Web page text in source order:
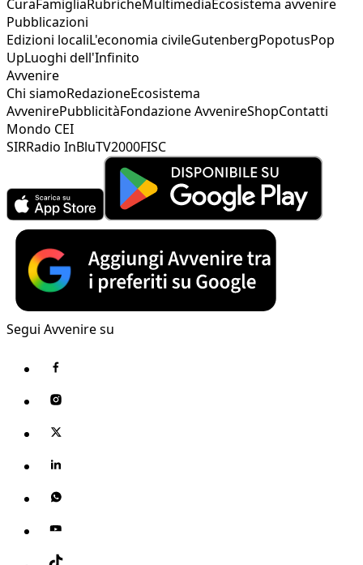
CuraFamigliaRubricheMultimediaEcosistema avvenire
Pubblicazioni
Edizioni localiL'economia civileGutenbergPopotusPop
UpLuoghi dell'Infinito
Avvenire
Chi siamoRedazioneEcosistema
AvvenirePubblicitàFondazione AvvenireShopContatti
Mondo CEI
SIRRadio InBluTV2000FISC
Segui Avvenire su